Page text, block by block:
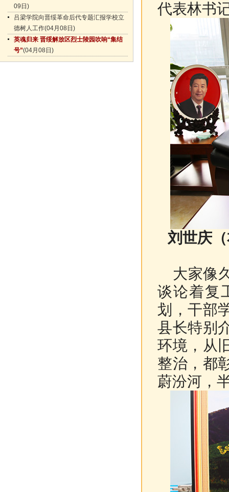
09日)
吕梁学院向晋绥革命后代专题汇报学校立
德树人工作(04月08日)
英魂归来 晋绥解放区烈士陵园吹响“集结
号”(04月08日)
代表林书
刘世庆
大家像
谈论着复
划，干部
县长特别
环境，从
整治，都
蔚汾河，